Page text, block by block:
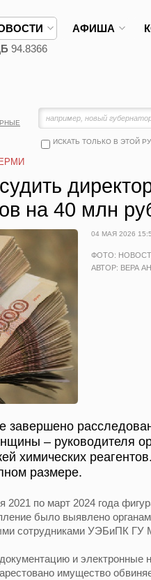
АФИША
94.8366
ИСКАТЬ ТОЛЬКО В ЭТОЙ
на 40 млн
04 МАЯ 2026
ФОТО:
АВТОР: ВЕРА
завершено
– руководителя
химических
размере.
2021 по март 2024 года
было выявлено
сотрудниками УЭБиПК
и электронные
имущество